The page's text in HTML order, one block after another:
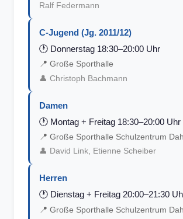
Ralf Federmann
C-Jugend (Jg. 2011/12)
🕐 Donnerstag 18:30–20:00 Uhr
📍 Große Sporthalle
👤 Christoph Bachmann
Damen
🕐 Montag + Freitag 18:30–20:00 Uhr
📍 Große Sporthalle Schulzentrum
👤 David Link, Etienne Scheiber
Herren
🕐 Dienstag + Freitag 20:00–21:30
📍 Große Sporthalle Schulzentrum